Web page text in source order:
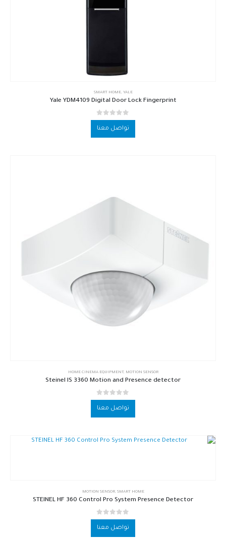
SMART HOME, YALE
Yale YDM4109 Digital Door Lock Fingerprint
0
out of 5
تواصل معنا
HOME CINEMA EQUIPMENT, MOTION SENSOR
Steinel IS 3360 Motion and Presence detector
0
out of 5
تواصل معنا
MOTION SENSOR, SMART HOME
STEINEL HF 360 Control Pro System Presence Detector
0
out of 5
تواصل معنا